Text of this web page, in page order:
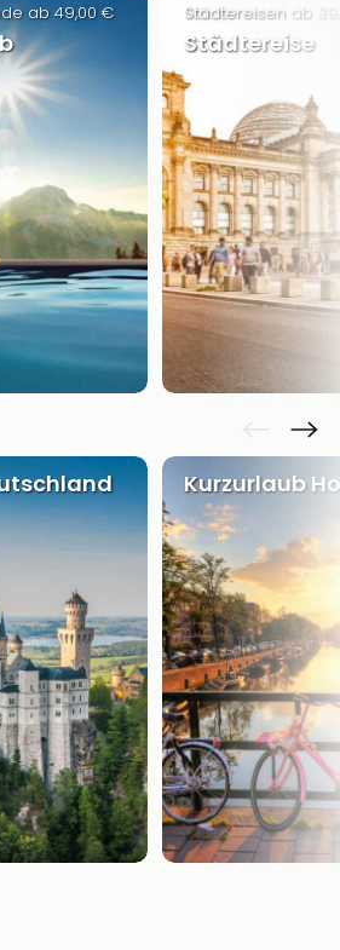
ab 49,00 € Städtereisen ab
Städtereise
Kurzurlaub